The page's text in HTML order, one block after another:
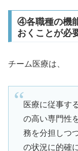
④各職種の機
おくことが必
チーム医療は、
医療に従事す
の高い専門性
務を分担しつ
の状況に的確